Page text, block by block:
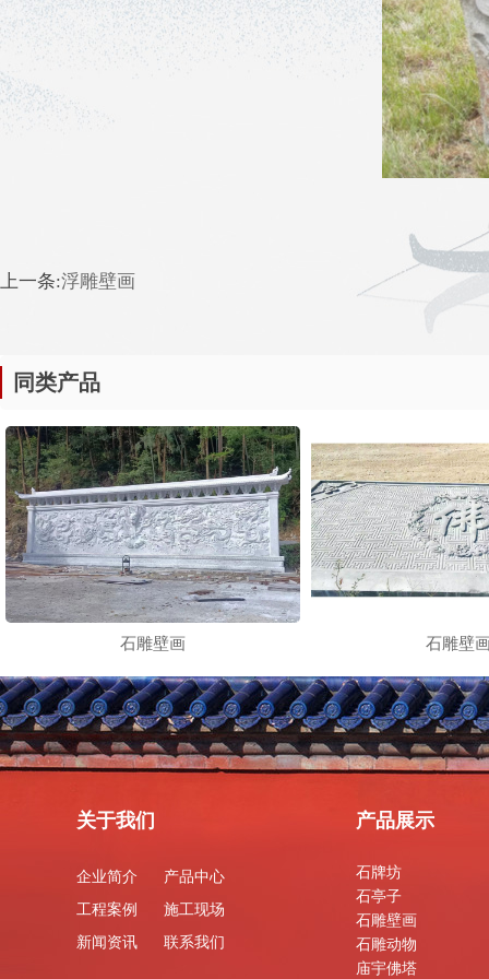
上一条:浮雕壁画
同类产品
石雕壁画 石雕壁
关于我们
企业简介
产品中心
工程案例
施工现场
新闻资讯
联系我们
产品展示
石牌坊
石亭子
石雕壁画
石雕动物
庙宇佛塔